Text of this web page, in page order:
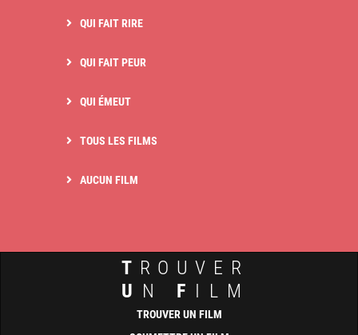
QUI FAIT RIRE
QUI FAIT PEUR
QUI ÉMEUT
TOUS LES FILMS
AUCUN FILM
T ROUVER
U N F ILM
TROUVER UN FILM